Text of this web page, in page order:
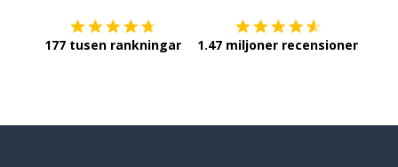
177 tusen rankningar 1.47 miljoner recensioner